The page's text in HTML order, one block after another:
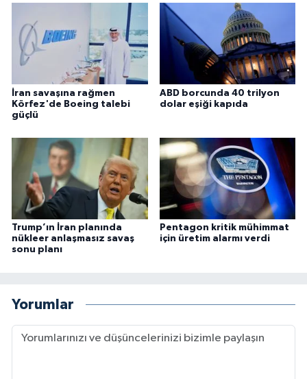
İran savaşına rağmen
Körfez'de Boeing talebi
güçlü
ABD borcunda 40 trilyon
dolar eşiği kapıda
Trump’ın İran planında
nükleer anlaşmasız savaş
sonu planı
Pentagon kritik mühimmat
için üretim alarmı verdi
Yorumlar